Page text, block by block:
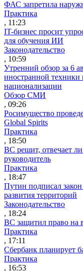
ФАС запретила
Практика
, 11:23
IT-бизнес просит
для обучения ИИ
Законодательство
, 10:59
Утренний обзор за 6
иностранной техники
национализации
Обзор СМИ
, 09:26
Росимущество
Global Spirits
Практика
, 18:50
ВС решит, отвечает
руководитель
Практика
, 18:47
Путин подписал
развития территорий
Законодательство
, 18:24
ВС защитил право на
Практика
, 17:11
Сбербанк планирует
Практика
, 16:53